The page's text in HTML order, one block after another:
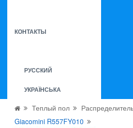
КОНТАКТЫ
РУССКИЙ
УКРАЇНСЬКА
Теплый пол
Giacomini R557FY010